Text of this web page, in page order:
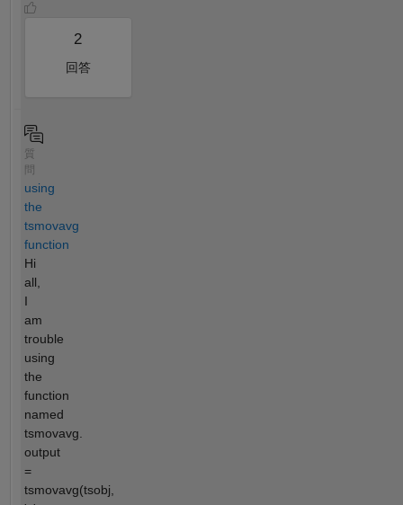
2
回答
質
using
the
tsmovavg
function
Hi
all,
I
am
trouble
using
the
function
named
tsmovavg.
output
=
tsmovavg(tsobj,